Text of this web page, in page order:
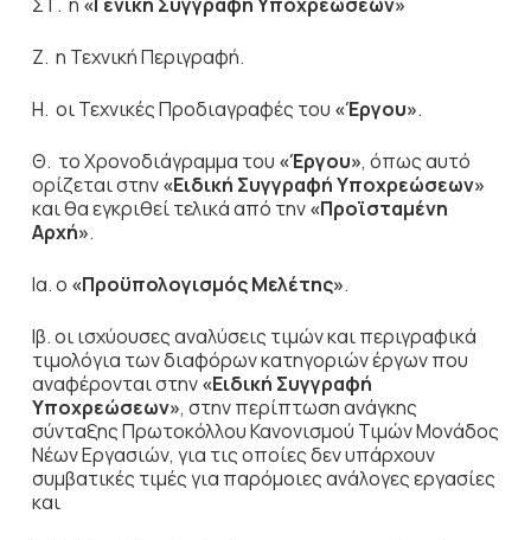
Ζ. η Τεχνική Περιγραφή.
Η. οι Τεχνικές Προδιαγραφές του «Έργου».
Θ. το Χρονοδιάγραμμα του «Έργου», όπως αυτό
ορίζεται στην«Ειδική Συγγραφή Υποχρεώσεων»
και θα εγκριθεί τελικά από την«Προϊσταμένη
Αρχή».
Ια. ο «Προϋπολογισμός Μελέτης».
Ιβ. οι ισχύουσες αναλύσεις τιμών και περιγραφικά
τιμολόγια των διαφόρων κατηγοριών έργων που
αναφέρονται στην«Ειδική Συγγραφή
Υποχρεώσεων», στην περίπτωση ανάγκης
σύνταξης Πρωτοκόλλου Κανονισμού Τιμών Μονάδος
Νέων Εργασιών, για τις οποίες δεν υπάρχουν
συμβατικές τιμές για παρόμοιες ανάλογες εργασίες
και